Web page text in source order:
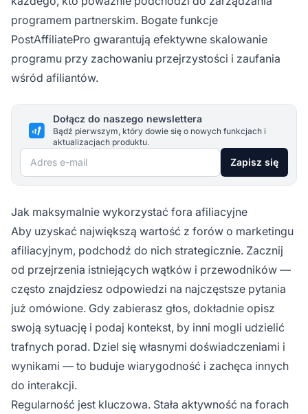
programem partnerskim. Bogate funkcje
PostAffiliatePro gwarantują efektywne skalowanie
programu przy zachowaniu przejrzystości i zaufania
wśród afiliantów.
Dołącz do naszego newslettera
Bądź pierwszym, który dowie się o nowych funkcjach i
aktualizacjach produktu.
Adres e-mail Zapisz się
Jak maksymalnie wykorzystać fora afiliacyjne
Aby uzyskać największą wartość z forów o marketingu
afiliacyjnym, podchodź do nich strategicznie. Zacznij
od przejrzenia istniejących wątków i przewodników —
często znajdziesz odpowiedzi na najczęstsze pytania
już omówione. Gdy zabierasz głos, dokładnie opisz
swoją sytuację i podaj kontekst, by inni mogli udzielić
trafnych porad. Dziel się własnymi doświadczeniami i
wynikami — to buduje wiarygodność i zachęca innych
do interakcji.
Regularność jest kluczowa. Stała aktywność na forach